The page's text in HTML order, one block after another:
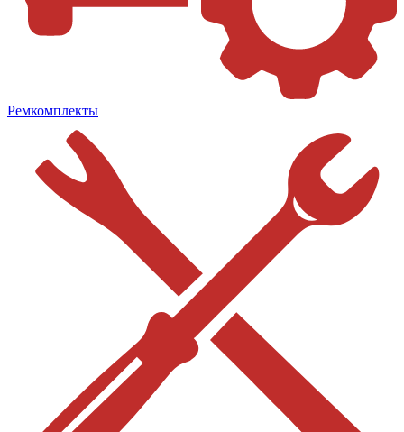
Ремкомплекты